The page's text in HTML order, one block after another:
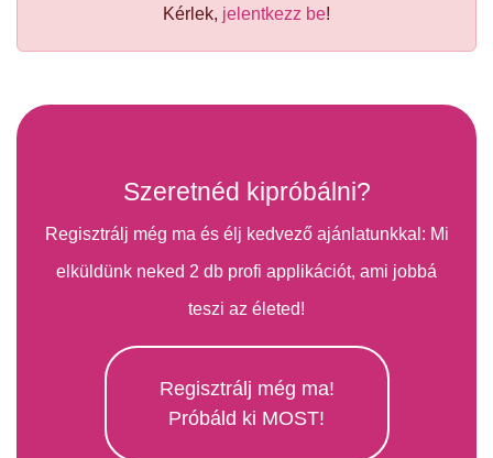
Kérlek, jelentkezz be!
Szeretnéd kipróbálni?
Regisztrálj még ma és élj kedvező ajánlatunkkal: Mi
elküldünk neked 2 db profi applikációt, ami jobbá
teszi az életed!
Regisztrálj még ma!
Próbáld ki MOST!